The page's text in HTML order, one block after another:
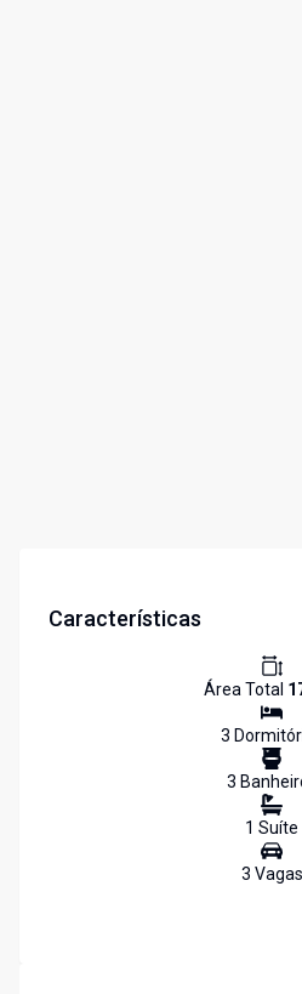
Características
Área Total
3
3
1 Suíte
3 Vagas